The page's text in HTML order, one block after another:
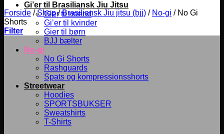
Gi’er til Brasiliansk Jiu Jitsu
Gier til mænd
Gi’er til kvinder
Gier til børn
BJJ bælter
No-gi
No Gi Shorts
Rashguards
Spats og kompressionsshorts
Streetwear
Hoodies
SPORTSBUKSER
Sweatshirts
T-Shirts
Forside / Shop / Brasiliansk Jiu jitsu (bjj) / No-gi /No Gi
Shorts
Filter